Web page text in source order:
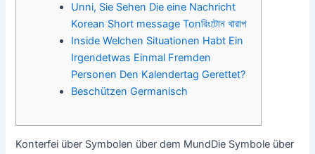
Unni, Sie Sehen Die eine Nachricht
Korean Short message Tonরিংটোন খারাপ
Inside Welchen Situationen Habt Ein
Irgendetwas Einmal Fremden
Personen Den Kalendertag Gerettet?
Beschützen Germanisch
Konterfei über Symbolen über dem MundDie Symbole über